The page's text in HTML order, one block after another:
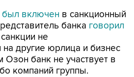
был включен в санкционный
банка говорил
не
на другие юрлица и бизнес
Озон банк не участвует в
компаний группы.